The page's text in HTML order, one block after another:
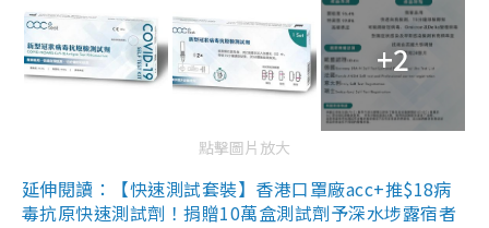
+2
點擊圖片放大
延伸閱讀：【快速測試套裝】香港口罩廠acc+推$18病
毒抗原快速測試劑！捐贈10萬盒測試劑予深水埗露宿者